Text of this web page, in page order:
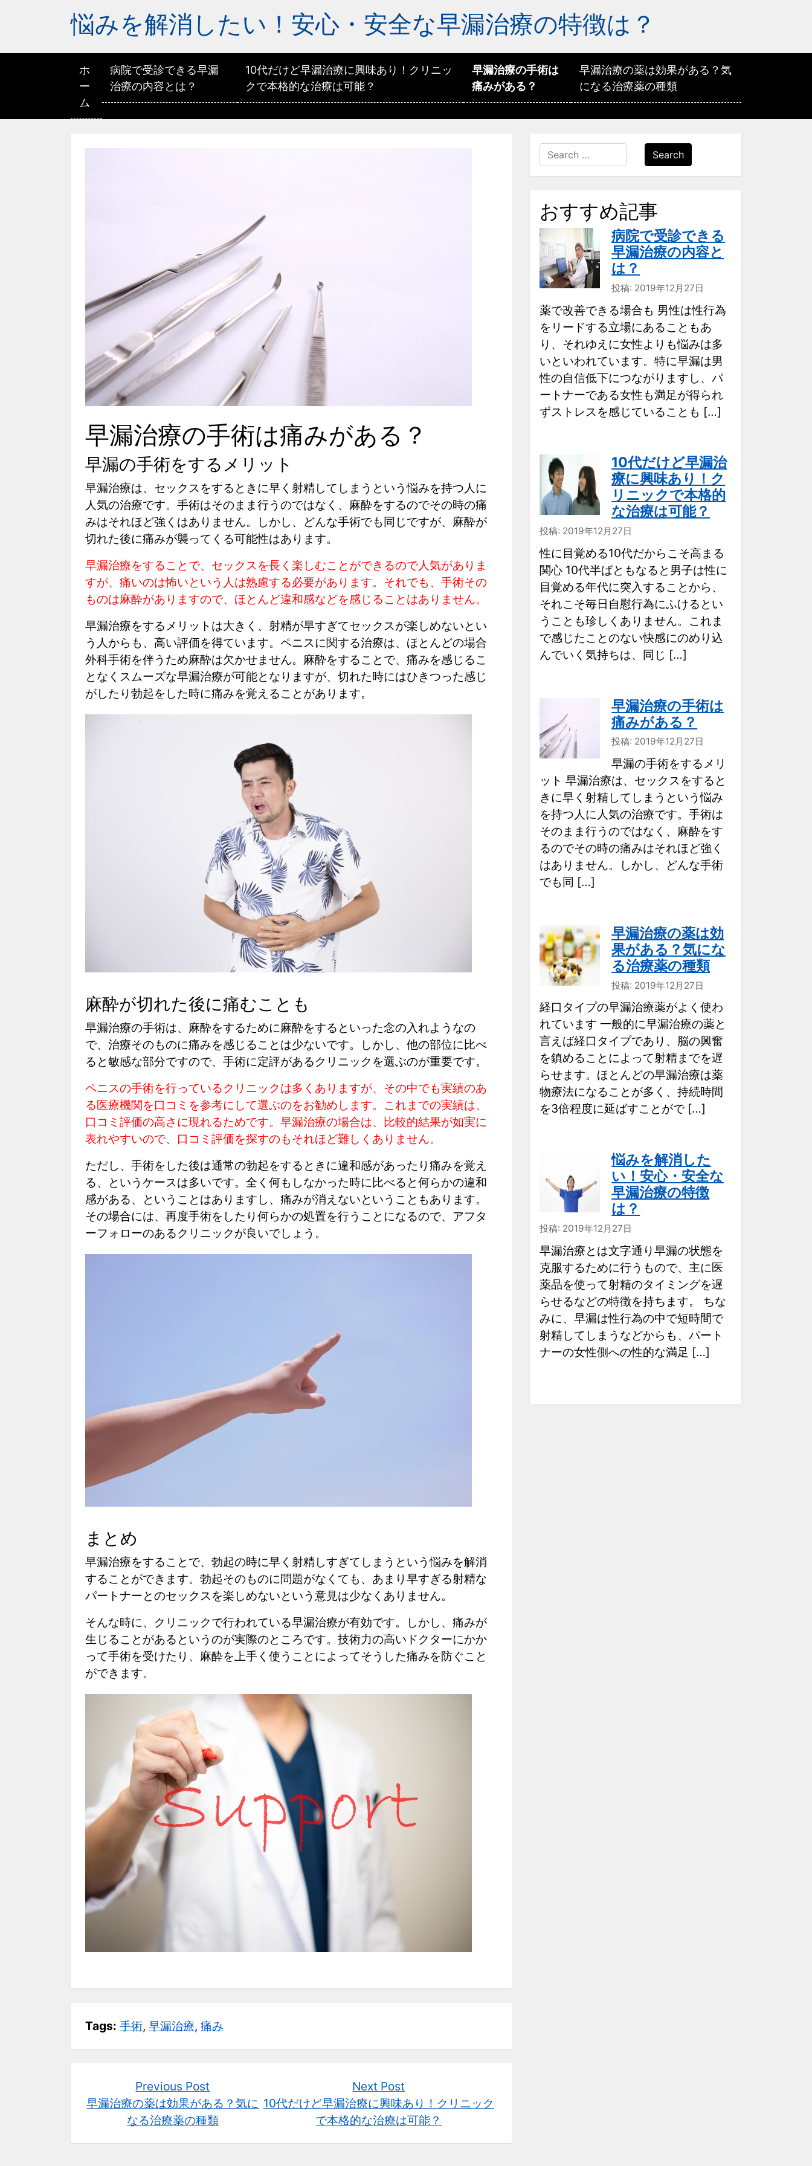
悩みを解消したい！安心・安全な早漏治療の特徴は？
ホ
ー
ム
病院で受診できる早漏
治療の内容とは？
10代だけど早漏治療に興味あり！クリニッ
クで本格的な治療は可能？
早漏治療の手術は
痛みがある？
早漏治療の薬は効果がある？気
になる治療薬の種類
早漏治療の手術は痛みがある？
早漏の手術をするメリット
早漏治療は、セックスをするときに早く射精してしまうという悩みを持つ人に
人気の治療です。手術はそのまま行うのではなく、麻酔をするのでその時の痛
みはそれほど強くはありません。しかし、どんな手術でも同じですが、麻酔が
切れた後に痛みが襲ってくる可能性はあります。
早漏治療をすることで、セックスを長く楽しむことができるので人気がありま
すが、痛いのは怖いという人は熟慮する必要があります。それでも、手術その
ものは麻酔がありますので、ほとんど違和感などを感じることはありません。
早漏治療をするメリットは大きく、射精が早すぎてセックスが楽しめないとい
う人からも、高い評価を得ています。ペニスに関する治療は、ほとんどの場合
外科手術を伴うため麻酔は欠かせません。麻酔をすることで、痛みを感じるこ
となくスムーズな早漏治療が可能となりますが、切れた時にはひきつった感じ
がしたり勃起をした時に痛みを覚えることがあります。
麻酔が切れた後に痛むことも
早漏治療の手術は、麻酔をするために麻酔をするといった念の入れようなの
で、治療そのものに痛みを感じることは少ないです。しかし、他の部位に比べ
ると敏感な部分ですので、手術に定評があるクリニックを選ぶのが重要です。
ペニスの手術を行っているクリニックは多くありますが、その中でも実績のあ
る医療機関を口コミを参考にして選ぶのをお勧めします。これまでの実績は、
口コミ評価の高さに現れるためです。早漏治療の場合は、比較的結果が如実に
表れやすいので、口コミ評価を探すのもそれほど難しくありません。
ただし、手術をした後は通常の勃起をするときに違和感があったり痛みを覚え
る、というケースは多いです。全く何もしなかった時に比べると何らかの違和
感がある、ということはありますし、痛みが消えないということもあります。
その場合には、再度手術をしたり何らかの処置を行うことになるので、アフタ
ーフォローのあるクリニックが良いでしょう。
まとめ
早漏治療をすることで、勃起の時に早く射精しすぎてしまうという悩みを解消
することができます。勃起そのものに問題がなくても、あまり早すぎる射精な
パートナーとのセックスを楽しめないという意見は少なくありません。
そんな時に、クリニックで行われている早漏治療が有効です。しかし、痛みが
生じることがあるというのが実際のところです。技術力の高いドクターにかか
って手術を受けたり、麻酔を上手く使うことによってそうした痛みを防ぐこと
ができます。
Tags: 手術, 早漏治療, 痛み
稿
Previous Post
post:
早漏治療の薬は効果がある？気に
なる治療薬の種類
Next Post
post:
10代だけど早漏治療に興味あり！クリニック
で本格的な治療は可能？
Search
おすすめ記事
病院で受診できる
早漏治療の内容と
は？
投稿: 2019年12月27日
薬で改善できる場合も 男性は性行為
をリードする立場にあることもあ
り、それゆえに女性よりも悩みは多
いといわれています。特に早漏は男
性の自信低下につながりますし、パ
ートナーである女性も満足が得られ
ずストレスを感じていることも […]
10代だけど早漏治
療に興味あり！ク
リニックで本格的
な治療は可能？
投稿: 2019年12月27日
性に目覚める10代だからこそ高まる
関心 10代半ばともなると男子は性に
目覚める年代に突入することから、
それこそ毎日自慰行為にふけるとい
うことも珍しくありません。これま
で感じたことのない快感にのめり込
んでいく気持ちは、同じ […]
早漏治療の手術は
痛みがある？
投稿: 2019年12月27日
早漏の手術をするメリ
ット 早漏治療は、セックスをすると
きに早く射精してしまうという悩み
を持つ人に人気の治療です。手術は
そのまま行うのではなく、麻酔をす
るのでその時の痛みはそれほど強く
はありません。しかし、どんな手術
でも同 […]
早漏治療の薬は効
果がある？気にな
る治療薬の種類
投稿: 2019年12月27日
経口タイプの早漏治療薬がよく使わ
れています 一般的に早漏治療の薬と
言えば経口タイプであり、脳の興奮
を鎮めることによって射精までを遅
らせます。ほとんどの早漏治療は薬
物療法になることが多く、持続時間
を3倍程度に延ばすことがで […]
悩みを解消した
い！安心・安全な
早漏治療の特徴
は？
投稿: 2019年12月27日
早漏治療とは文字通り早漏の状態を
克服するために行うもので、主に医
薬品を使って射精のタイミングを遅
らせるなどの特徴を持ちます。 ちな
みに、早漏は性行為の中で短時間で
射精してしまうなどからも、パート
ナーの女性側への性的な満足 […]